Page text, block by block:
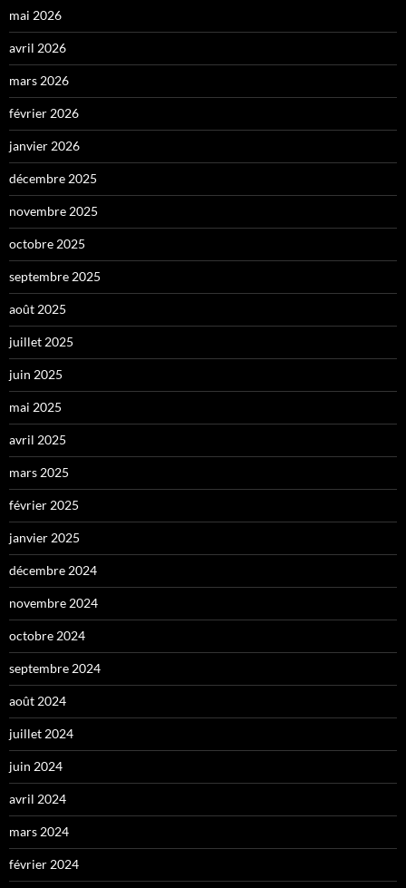
mai 2026
avril 2026
mars 2026
février 2026
janvier 2026
décembre 2025
novembre 2025
octobre 2025
septembre 2025
août 2025
juillet 2025
juin 2025
mai 2025
avril 2025
mars 2025
février 2025
janvier 2025
décembre 2024
novembre 2024
octobre 2024
septembre 2024
août 2024
juillet 2024
juin 2024
avril 2024
mars 2024
février 2024